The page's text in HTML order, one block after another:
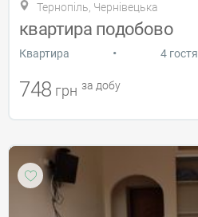
Тернопіль, Чернівецька
квартира подобово
Квартира • 4 гостя
748 грн за добу